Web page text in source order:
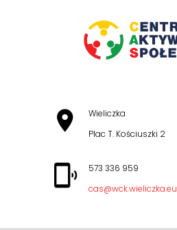
Wieliczka
Plac T. Kościuszki 2
573 336 959
cas@wck.wieliczka.eu